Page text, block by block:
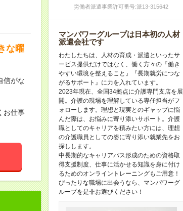
な曜
信がな
お仕事
労働者派遣事業許可番号:派13-315642
マンパワーグループは日本初の人材
派遣会社です
わたしたちは、人材の育成・派遣といったサ
ービス提供だけではなく、働く方々の『働き
やすい環境を整えること』『長期就労につな
がるサポート』に力を入れています。
2023年現在、全国34拠点に介護専門支店を展
開。介護の現場を理解している専任担当がフ
ォローします。理想と現実とのギャップに悩
んだ際は、お悩みに寄り添いサポート。介護
職としてのキャリアを積みたい方には、理想
の介護職員としての姿に寄り添い就業先をお
探しします。
中長期的なキャリアパス形成のための資格取
得支援制度、仕事に活かせる知識を身に付け
るためのオンライントレーニングもご用意！
ぴったりな職場に出会うなら、マンパワーグ
ループを是非お選びください！